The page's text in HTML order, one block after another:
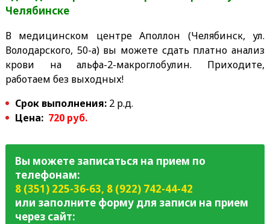
Челябинске
В медицинском центре Аполлон (Челябинск, ул.
Володарского, 50-а) вы можете сдать платно анализ
крови наальфа-2-макроглобулин. Приходите,
работаем без выходных!
Срок выполнения:2 р.д.
Цена: 720 руб.
Вы можете записаться на прием по
телефонам:
8 (351) 225-36-63, 8 (922) 742-44-42
или заполните форму для записи на прием
через сайт: